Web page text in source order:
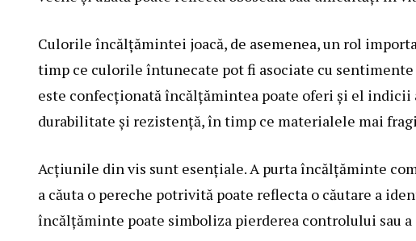
Culorile încălțămintei joacă, de asemenea, un rol
timp ce culorile întunecate pot fi asociate cu
este confecționată încălțămintea poate oferi și el
durabilitate și rezistență, în timp ce materialele mai
Acțiunile din vis sunt esențiale. A purta încălțăminte
a căuta o pereche potrivită poate reflecta o căutare a
încălțăminte poate simboliza pierderea controlului sau